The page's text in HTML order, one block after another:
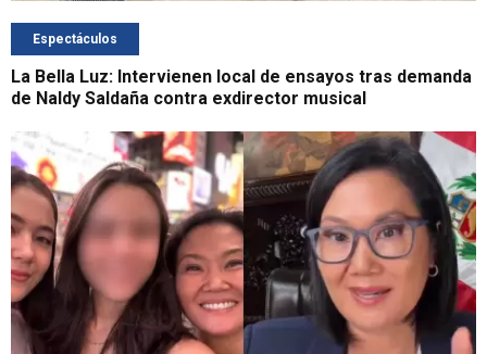
Espectáculos
La Bella Luz: Intervienen local de ensayos tras demanda
de Naldy Saldaña contra exdirector musical